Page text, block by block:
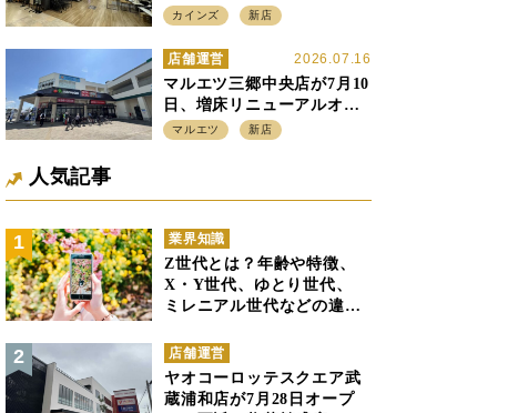
店強化の神奈川県、駅前
カインズ 新店
2026.07.16
店舗運営
マルエツ三郷中央店が7月10
日、増床リニューアルオー
プン、「アーバン500坪モデ
マルエツ 新店
人気記事
業界知識
Z世代とは？年齢や特徴、
X・Y世代、ゆとり世代、
ミレニアル世代などの違い
店舗運営
ヤオコーロッテスクエア武
蔵浦和店が7月28日オープ